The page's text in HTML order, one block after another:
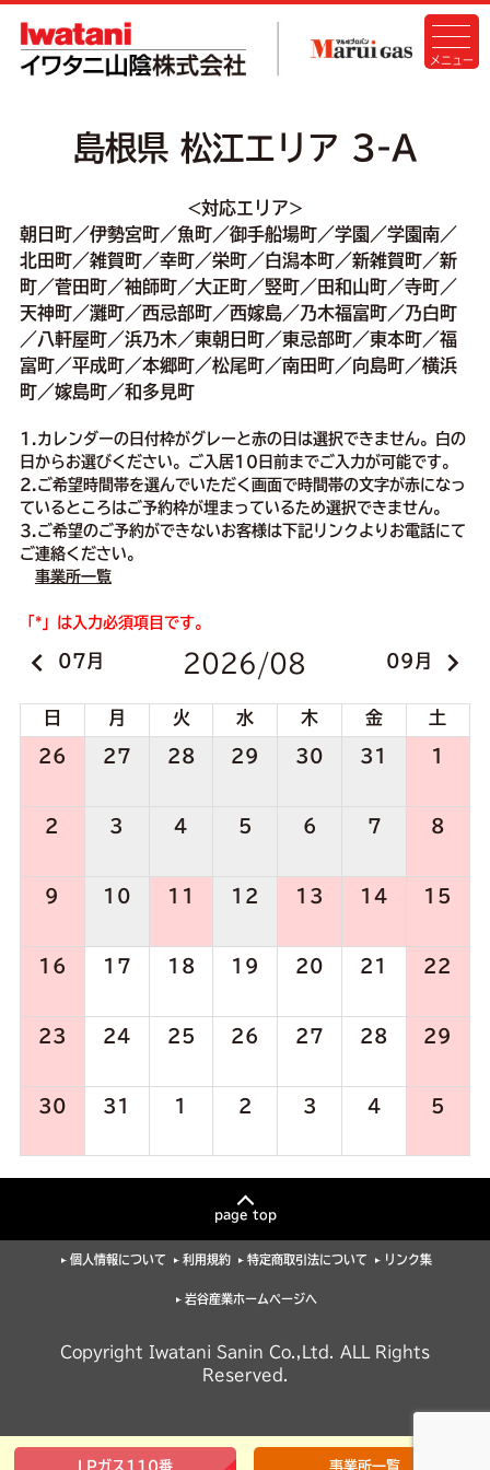
島根県 松江エリア 3-A
<対応エリア>
朝日町／伊勢宮町／魚町／御手船場町／学園／学園南／
北田町／雑賀町／幸町／栄町／白潟本町／新雑賀町／新
町／菅田町／袖師町／大正町／竪町／田和山町／寺町／
天神町／灘町／西忌部町／西嫁島／乃木福富町／乃白町
／八軒屋町／浜乃木／東朝日町／東忌部町／東本町／福
富町／平成町／本郷町／松尾町／南田町／向島町／横浜
町／嫁島町／和多見町
1.カレンダーの日付枠がグレーと赤の日は選択できません。白の
日からお選びください。ご入居10日前までご入力が可能です。
2.ご希望時間帯を選んでいただく画面で時間帯の文字が赤になっ
ているところはご予約枠が埋まっているため選択できません。
3.ご希望のご予約ができないお客様は下記リンクよりお電話にて
ご連絡ください。
事業所一覧
「*」は入力必須項目です。
keyboard_arrow_left 07 2026/08 09 keyboard_arrow_right
日 月 火 水 木 金 土
26 27 28 29 30 31 1
2 3 4 5 6 7 8
9 10 11 12 13 14 15
16 17 18 19 20 21 22
23 24 25 26 27 28 29
30 31 1 2 3 4 5
page top
個人情報について 利用規約 特定商取引法について リンク集
岩谷産業ホームページへ
Copyright Iwatani Sanin Co.,Ltd. ALL Rights
Reserved.
LPガス110番 事業所一覧